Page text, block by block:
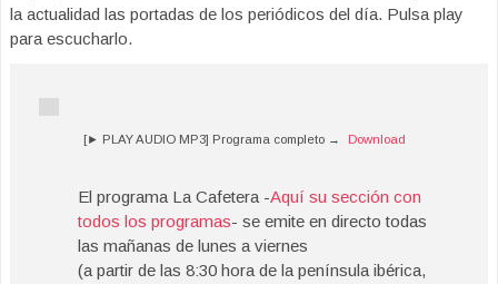
la actualidad las portadas de los periódicos del día. Pulsa play
para escucharlo.
[► PLAY AUDIO MP3] Programa completo → Download
El programa La Cafetera -Aquí su sección con
todos los programas- se emite en directo todas
las mañanas de lunes a viernes
(a partir de las 8:30 hora de la península ibérica,